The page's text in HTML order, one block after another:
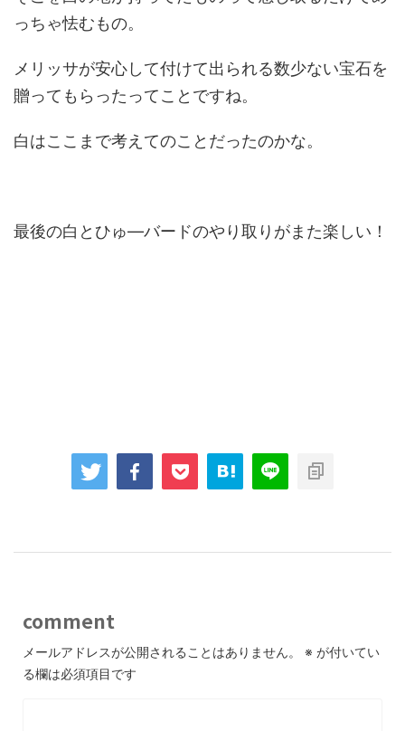
っちゃ怯むもの。
メリッサが安心して付けて出られる数少ない宝石を
贈ってもらったってことですね。
白はここまで考えてのことだったのかな。
最後の白とひゅ―バードのやり取りがまた楽しい！
comment
メールアドレスが公開されることはありません。 ※ が付いてい
る欄は必須項目です